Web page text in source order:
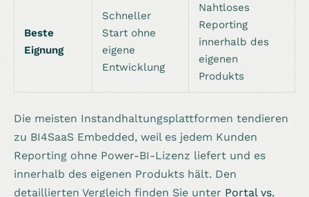
Beste
Eignung
Schneller
Start ohne
eigene
Entwicklung
Nahtloses
Reporting
innerhalb des
eigenen
Produkts
Die meisten Instandhaltungsplattformen tendieren
zu BI4SaaS Embedded, weil es jedem Kunden
Reporting ohne Power-BI-Lizenz liefert und es
innerhalb des eigenen Produkts hält. Den
detaillierten Vergleich finden Sie unter Portal vs.